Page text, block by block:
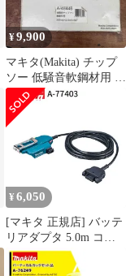
¥9,900
マキタ(Makita) チップ
ソー 低騒音軟鋼材用 A-
48446 外径305mm 刃数
60T【柏店】
¥ 6,050
[マキタ 正規店] バッテ
リアダプタ 5.0m コネ
クタ式 A-77403 makita
純正 パーツ 部品 正規